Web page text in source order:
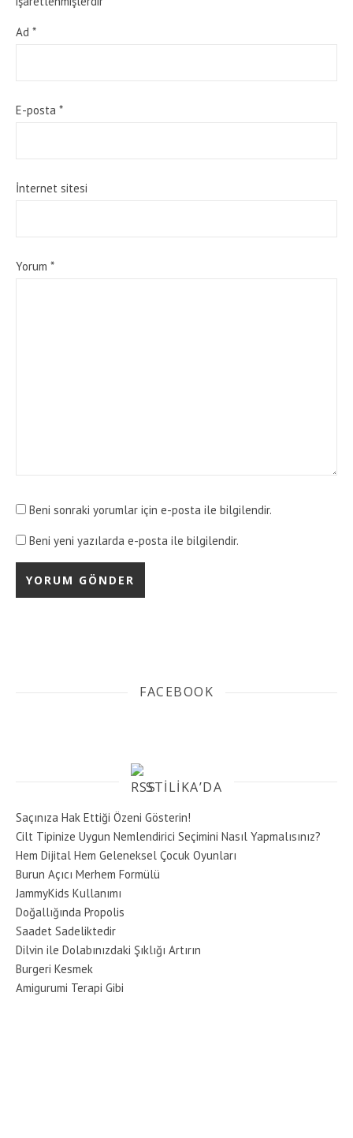
Ad *
E-posta *
İnternet sitesi
Yorum *
Beni sonraki yorumlar için e-posta ile bilgilendir.
Beni yeni yazılarda e-posta ile bilgilendir.
FACEBOOK
STILIKA’DA
Saçınıza Hak Ettiği Özeni Gösterin!
Cilt Tipinize Uygun Nemlendirici Seçimini Nasıl Yapmalısınız?
Hem Dijital Hem Geleneksel Çocuk Oyunları
Burun Açıcı Merhem Formülü
JammyKids Kullanımı
Doğallığında Propolis
Saadet Sadeliktedir
Dilvin ile Dolabınızdaki Şıklığı Artırın
Burgeri Kesmek
Amigurumi Terapi Gibi